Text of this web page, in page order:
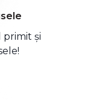
primit și